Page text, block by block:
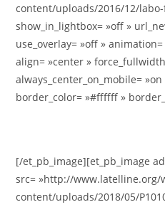
content/uploads/2016/12/
show_in_lightbox= »off »
use_overlay= »off »
align= »center »
always_center_on_mobile=
border_color= »#ffffff »
[/et_pb_image][et_pb_image
src= »http://www.latelline.org/
content/uploads/2018/05/